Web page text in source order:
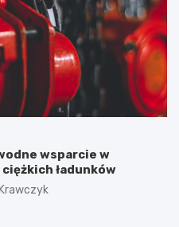
wsparcie w
ładunków